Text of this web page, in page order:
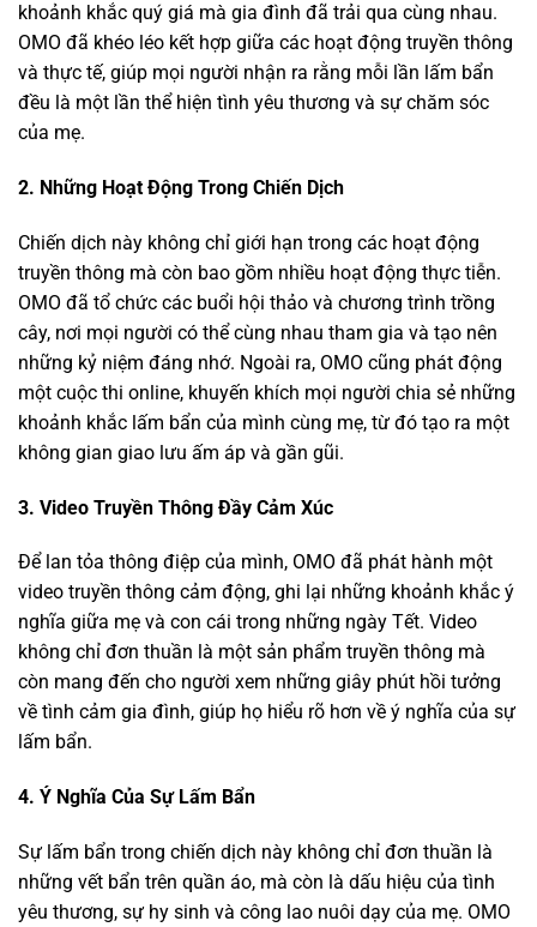
khoảnh khắc quý giá mà gia đình đã trải qua cùng nhau.
OMO đã khéo léo kết hợp giữa các hoạt động truyền thông
và thực tế, giúp mọi người nhận ra rằng mỗi lần lấm bẩn
đều là một lần thể hiện tình yêu thương và sự chăm sóc
của mẹ.
2. Những Hoạt Động Trong Chiến Dịch
Chiến dịch này không chỉ giới hạn trong các hoạt động
truyền thông mà còn bao gồm nhiều hoạt động thực tiễn.
OMO đã tổ chức các buổi hội thảo và chương trình trồng
cây, nơi mọi người có thể cùng nhau tham gia và tạo nên
những kỷ niệm đáng nhớ. Ngoài ra, OMO cũng phát động
một cuộc thi online, khuyến khích mọi người chia sẻ những
khoảnh khắc lấm bẩn của mình cùng mẹ, từ đó tạo ra một
không gian giao lưu ấm áp và gần gũi.
3. Video Truyền Thông Đầy Cảm Xúc
Để lan tỏa thông điệp của mình, OMO đã phát hành một
video truyền thông cảm động, ghi lại những khoảnh khắc ý
nghĩa giữa mẹ và con cái trong những ngày Tết. Video
không chỉ đơn thuần là một sản phẩm truyền thông mà
còn mang đến cho người xem những giây phút hồi tưởng
về tình cảm gia đình, giúp họ hiểu rõ hơn về ý nghĩa của sự
lấm bẩn.
4. Ý Nghĩa Của Sự Lấm Bẩn
Sự lấm bẩn trong chiến dịch này không chỉ đơn thuần là
những vết bẩn trên quần áo, mà còn là dấu hiệu của tình
yêu thương, sự hy sinh và công lao nuôi dạy của mẹ. OMO